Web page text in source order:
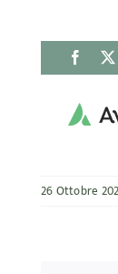
Salta
al
contenuto
26 Ottobre